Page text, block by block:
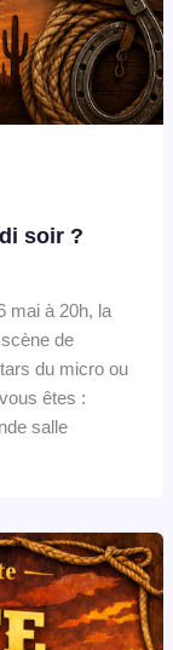
soir ?
mai à 20h, la
de
du micro ou
êtes :
salle